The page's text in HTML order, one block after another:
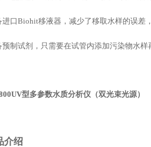
口 Biohit移液器，减少了移取水样的误差
预制试剂，只需要在试管内添加污染物水样
型多参数水质分析仪（双光束光源）
介绍